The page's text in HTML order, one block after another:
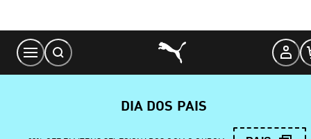
Content
DIA DOS PAIS